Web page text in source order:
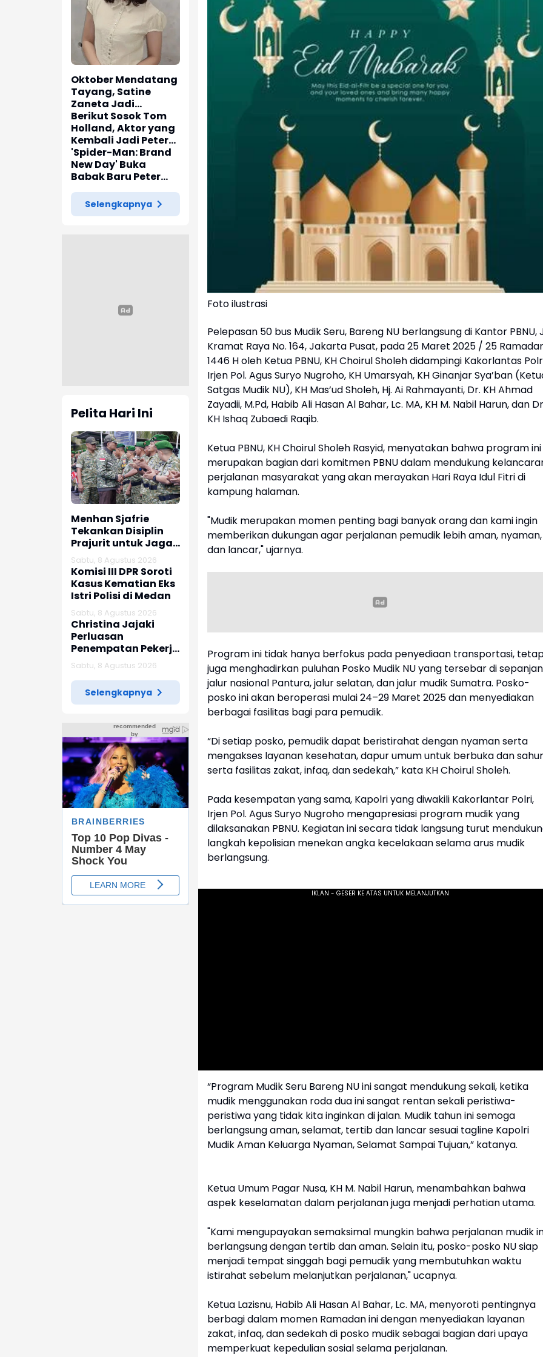
Oktober Mendatang
Tayang, Satine
Zaneta Jadi
Pemeran Utama Film
Siti Si Vampir
Berikut Sosok Tom
Holland, Aktor yang
Kembali Jadi Peter
Parker di 'Spider-
Man: Brand New Day'
'Spider-Man: Brand
New Day' Buka
Babak Baru Peter
Parker di Marvel
Cinematic Universe
Selengkapnya
Pelita Hari Ini
Menhan Sjafrie
Tekankan Disiplin
Prajurit untuk Jaga
Kepercayaan
Rakyat
Sabtu, 8 Agustus 2026
Komisi III DPR Soroti
Kasus Kematian Eks
Istri Polisi di Medan
Sabtu, 8 Agustus 2026
Christina Jajaki
Perluasan
Penempatan Pekerja
Migran ke Republik
Ceko
Sabtu, 8 Agustus 2026
Selengkapnya
Foto ilustrasi
Pelepasan 50 bus Mudik Seru, Bareng NU berlangsung di Kantor PBNU,
Kramat Raya No. 164, Jakarta Pusat, pada 25 Maret 2025 / 25
1446 H oleh Ketua PBNU, KH Choirul Sholeh didampingi Kakorlantas
Irjen Pol. Agus Suryo Nugroho, KH Umarsyah, KH Ginanjar Sya’ban
Satgas Mudik NU), KH Mas’ud Sholeh, Hj. Ai Rahmayanti, Dr. KH Ahmad
Zayadii, M.Pd, Habib Ali Hasan Al Bahar, Lc. MA, KH M. Nabil Harun, dan
KH Ishaq Zubaedi Raqib.
Ketua PBNU, KH Choirul Sholeh Rasyid, menyatakan bahwa program ini
merupakan bagian dari komitmen PBNU dalam mendukung
perjalanan masyarakat yang akan merayakan Hari Raya Idul Fitri di
kampung halaman.
"Mudik merupakan momen penting bagi banyak orang dan kami ingin
memberikan dukungan agar perjalanan pemudik lebih aman, nyaman,
dan lancar," ujarnya.
Program ini tidak hanya berfokus pada penyediaan transportasi,
juga menghadirkan puluhan Posko Mudik NU yang tersebar di
jalur nasional Pantura, jalur selatan, dan jalur mudik Sumatra. Posko-
posko ini akan beroperasi mulai 24–29 Maret 2025 dan menyediakan
berbagai fasilitas bagi para pemudik.
“Di setiap posko, pemudik dapat beristirahat dengan nyaman serta
mengakses layanan kesehatan, dapur umum untuk berbuka dan
serta fasilitas zakat, infaq, dan sedekah,” kata KH Choirul Sholeh.
Pada kesempatan yang sama, Kapolri yang diwakili Kakorlantar Polri,
Irjen Pol. Agus Suryo Nugroho mengapresiasi program mudik yang
dilaksanakan PBNU. Kegiatan ini secara tidak langsung turut
langkah kepolisian menekan angka kecelakaan selama arus mudik
berlangsung.
“Program Mudik Seru Bareng NU ini sangat mendukung sekali, ketika
mudik menggunakan roda dua ini sangat rentan sekali peristiwa-
peristiwa yang tidak kita inginkan di jalan. Mudik tahun ini semoga
berlangsung aman, selamat, tertib dan lancar sesuai tagline Kapolri
Mudik Aman Keluarga Nyaman, Selamat Sampai Tujuan,” katanya.
Ketua Umum Pagar Nusa, KH M. Nabil Harun, menambahkan bahwa
aspek keselamatan dalam perjalanan juga menjadi perhatian utama.
"Kami mengupayakan semaksimal mungkin bahwa perjalanan mudik
berlangsung dengan tertib dan aman. Selain itu, posko-posko NU siap
menjadi tempat singgah bagi pemudik yang membutuhkan waktu
istirahat sebelum melanjutkan perjalanan," ucapnya.
Ketua Lazisnu, Habib Ali Hasan Al Bahar, Lc. MA, menyoroti pentingnya
berbagi dalam momen Ramadan ini dengan menyediakan layanan
zakat, infaq, dan sedekah di posko mudik sebagai bagian dari upaya
memperkuat kepedulian sosial selama perjalanan.